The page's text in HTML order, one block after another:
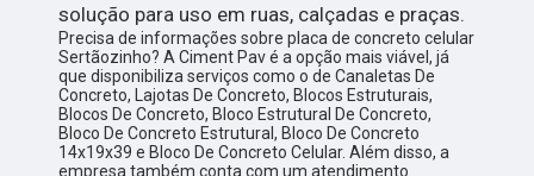
solução para uso em ruas, calçadas e praças.
Precisa de informações sobre placa de concreto celular
Sertãozinho? A Ciment Pav é a opção mais viável, já
que disponibiliza serviços como o de Canaletas De
Concreto, Lajotas De Concreto, Blocos Estruturais,
Blocos De Concreto, Bloco Estrutural De Concreto,
Bloco De Concreto Estrutural, Bloco De Concreto
14x19x39 e Bloco De Concreto Celular. Além disso, a
empresa também conta com um atendimento